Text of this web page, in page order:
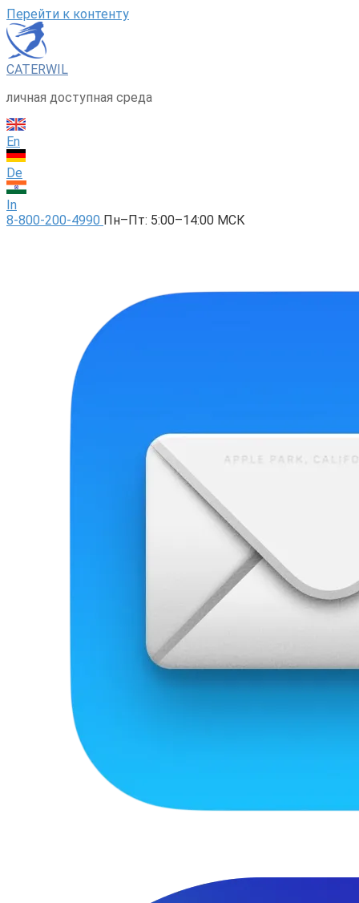
Перейти к контенту
CATERWIL
личная доступная среда
En
De
In
8-800-200-4990 Пн–Пт: 5:00–14:00 МСК